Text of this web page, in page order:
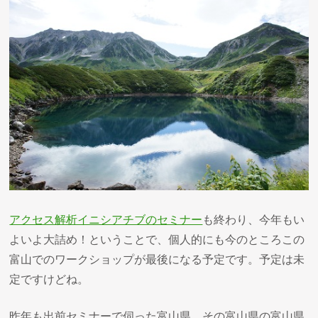
アクセス解析イニシアチブのセミナー も終わり、今年もい
よいよ大詰め！ということで、個人的にも今のところこの
富山でのワークショップが最後になる予定です。予定は未
定ですけどね。